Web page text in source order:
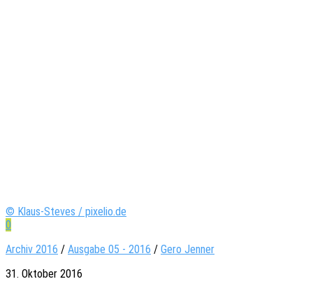
© Klaus-Steves / pixelio.de
0
Archiv 2016 / Ausgabe 05 - 2016 / Gero Jenner
31. Oktober 2016